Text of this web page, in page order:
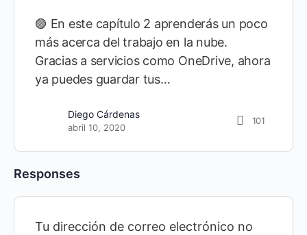
🟣 En este capítulo 2 aprenderás un poco
más acerca del trabajo en la nube.
Gracias a servicios como OneDrive, ahora
ya puedes guardar tus…
Diego Cárdenas
abril 10, 2020
101
Responses
Tu dirección de correo electrónico no